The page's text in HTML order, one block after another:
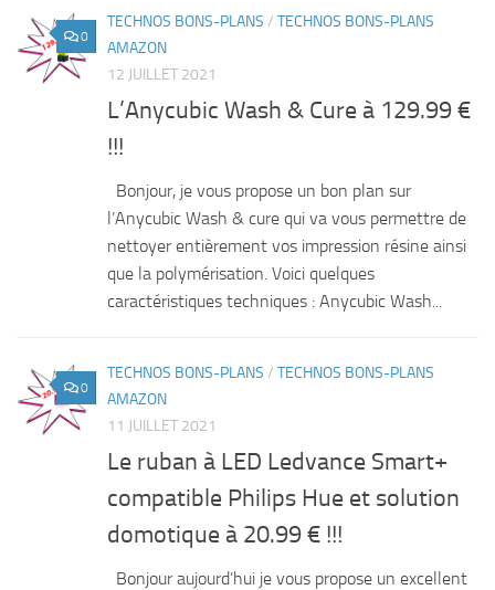
0
TECHNOS BONS-PLANS / TECHNOS BONS-PLANS
AMAZON
12 JUILLET 2021
L’Anycubic Wash & Cure à 129.99 €
!!!
Bonjour, je vous propose un bon plan sur
l’Anycubic Wash & cure qui va vous permettre de
nettoyer entièrement vos impression résine ainsi
que la polymérisation. Voici quelques
caractéristiques techniques : Anycubic Wash...
0
TECHNOS BONS-PLANS / TECHNOS BONS-PLANS
AMAZON
11 JUILLET 2021
Le ruban à LED Ledvance Smart+
compatible Philips Hue et solution
domotique à 20.99 € !!!
Bonjour aujourd’hui je vous propose un excellent